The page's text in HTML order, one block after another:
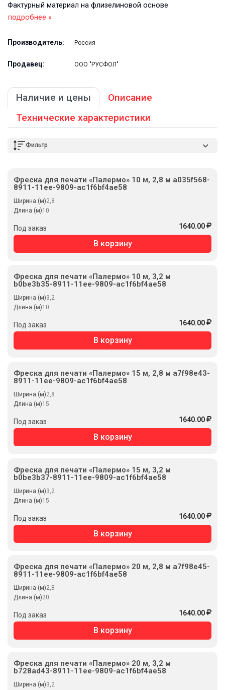
Фактурный материал на флизелиновой основе
подробнее »
Производитель: Россия
Продавец: ООО "РУСФОЛ"
Наличие и цены
Описание
Технические характеристики
Фильтр
Фреска для печати «Палермо» 10 м, 2,8 м a035f568-
8911-11ee-9809-ac1f6bf4ae58
Ширина (м)2,8
Длина (м)10
Под заказ 1640.00
В корзину
Фреска для печати «Палермо» 10 м, 3,2 м
b0be3b35-8911-11ee-9809-ac1f6bf4ae58
Ширина (м)3,2
Длина (м)10
Под заказ 1640.00
В корзину
Фреска для печати «Палермо» 15 м, 2,8 м a7f98e43-
8911-11ee-9809-ac1f6bf4ae58
Ширина (м)2,8
Длина (м)15
Под заказ 1640.00
В корзину
Фреска для печати «Палермо» 15 м, 3,2 м
b0be3b37-8911-11ee-9809-ac1f6bf4ae58
Ширина (м)3,2
Длина (м)15
Под заказ 1640.00
В корзину
Фреска для печати «Палермо» 20 м, 2,8 м a7f98e45-
8911-11ee-9809-ac1f6bf4ae58
Ширина (м)2,8
Длина (м)20
Под заказ 1640.00
В корзину
Фреска для печати «Палермо» 20 м, 3,2 м
b728ad43-8911-11ee-9809-ac1f6bf4ae58
Ширина (м)3,2